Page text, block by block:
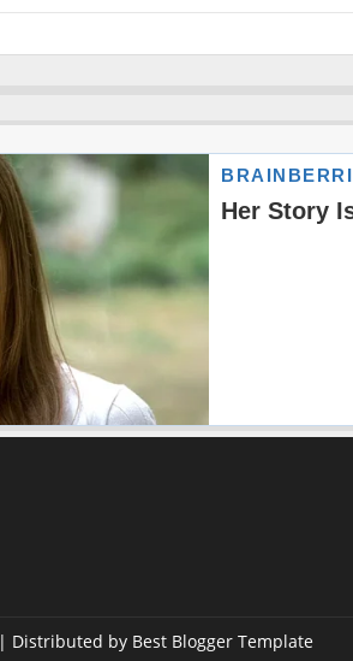
| Distributed by Best Blogger Template